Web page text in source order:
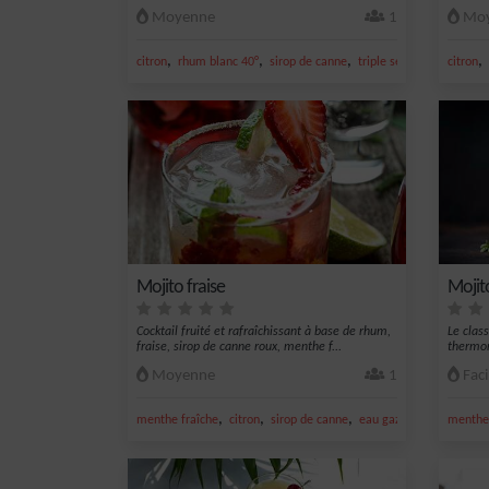
Moyenne 1
citron, rhum blanc 40°, sirop de canne, triple sec jus de citron
citron,
Mojito fraise
Cocktail fruité et rafraîchissant à base de rhum,
fraise, sirop de canne roux, menthe f...
Moyenne 1
menthe fraîche, citron, sirop de canne, eau gazeuse sirop de
Le